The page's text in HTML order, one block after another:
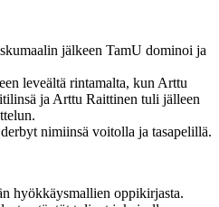
jälkeen TamU dominoi ja
leveältä rintamalta, kun Arttu
ja Arttu Raittinen tuli jälleen
nimiinsä voitolla ja tasapelillä.
hyökkäysmallien oppikirjasta.